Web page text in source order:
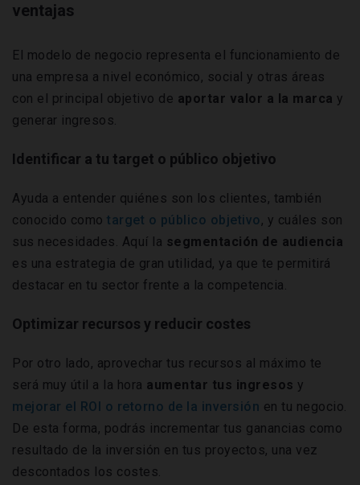
ventajas
El modelo de negocio representa el funcionamiento de
una empresa a nivel económico, social y otras áreas
con el principal objetivo de aportar valor a la marca y
generar ingresos.
Identificar a tu target o público objetivo
Ayuda a entender quiénes son los clientes, también
conocido como target o público objetivo, y cuáles son
sus necesidades. Aquí la segmentación de audiencia
es una estrategia de gran utilidad, ya que te permitirá
destacar en tu sector frente a la competencia.
Optimizar recursos y reducir costes
Por otro lado, aprovechar tus recursos al máximo te
será muy útil a la hora aumentar tus ingresos y
mejorar el ROI o retorno de la inversión en tu negocio.
De esta forma, podrás incrementar tus ganancias como
resultado de la inversión en tus proyectos, una vez
descontados los costes.